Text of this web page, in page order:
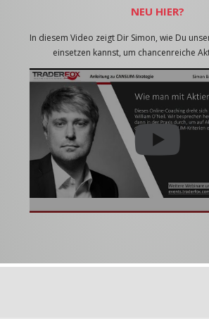
NEU HIER?
In diesem Video zeigt Dir Simon, wie Du
einsetzen kannst, um chancenreiche